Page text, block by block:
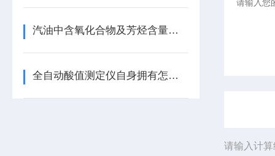
汽油中含氧化合物及芳烃含量分析方案
全自动酸值测定仪自身拥有怎样的优势？
请输入计